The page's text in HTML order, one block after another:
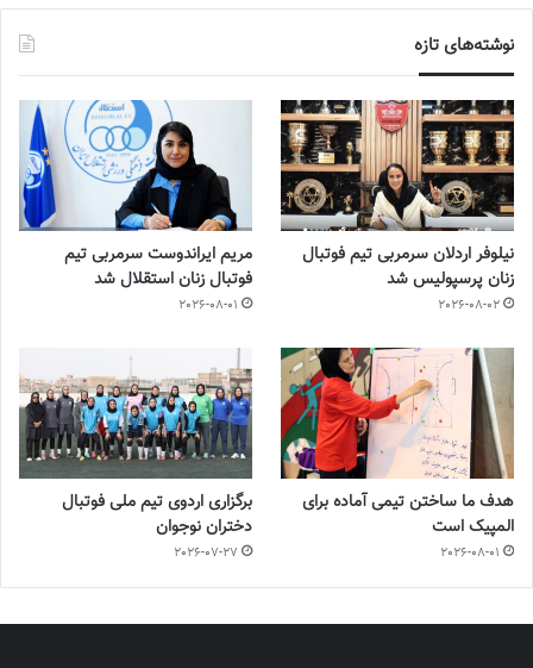
نوشته‌های تازه
نیلوفر اردلان سرمربی تیم فوتبال
زنان پرسپولیس شد
2026-08-02
مریم ایراندوست سرمربی تیم
فوتبال زنان استقلال شد
2026-08-01
هدف ما ساختن تیمی آماده برای
المپیک است
2026-08-01
برگزاری اردوی تیم ملی فوتبال
دختران نوجوان
2026-07-27